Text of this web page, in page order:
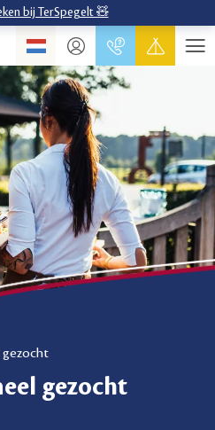
bij TerSpegelt 🧸
gezocht
gezocht